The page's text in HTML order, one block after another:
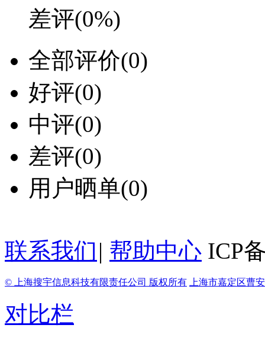
差评(0%)
全部评价(0)
好评(0)
中评(0)
差评(0)
用户晒单(0)
联系我们 | 帮助中心 ICP
© 上海搜宇信息科技有限责任公司 版权所有 上海市嘉定区曹
对比栏